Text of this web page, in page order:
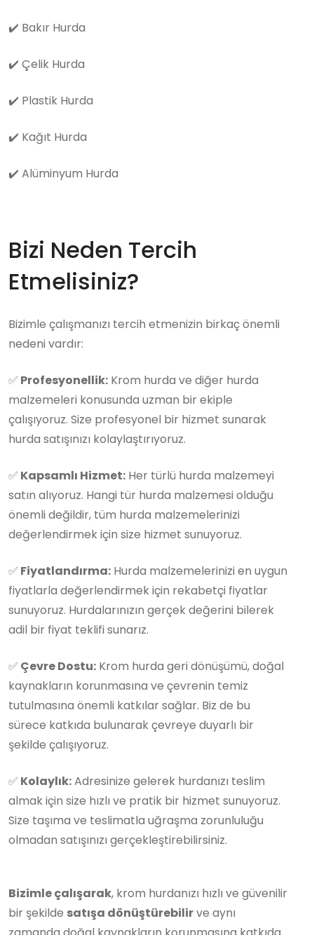
✔️ Bakır Hurda
✔️ Çelik Hurda
✔️ Plastik Hurda
✔️ Kağıt Hurda
✔️ Alüminyum Hurda
Bizi Neden Tercih
Etmelisiniz?
Bizimle çalışmanızı tercih etmenizin birkaç önemli
nedeni vardır:
✅ Profesyonellik: Krom hurda ve diğer hurda
malzemeleri konusunda uzman bir ekiple
çalışıyoruz. Size profesyonel bir hizmet sunarak
hurda satışınızı kolaylaştırıyoruz.
✅ Kapsamlı Hizmet: Her türlü hurda malzemeyi
satın alıyoruz. Hangi tür hurda malzemesi olduğu
önemli değildir, tüm hurda malzemelerinizi
değerlendirmek için size hizmet sunuyoruz.
✅ Fiyatlandırma: Hurda malzemelerinizi en uygun
fiyatlarla değerlendirmek için rekabetçi fiyatlar
sunuyoruz. Hurdalarınızın gerçek değerini bilerek
adil bir fiyat teklifi sunarız.
✅ Çevre Dostu: Krom hurda geri dönüşümü, doğal
kaynakların korunmasına ve çevrenin temiz
tutulmasına önemli katkılar sağlar. Biz de bu
sürece katkıda bulunarak çevreye duyarlı bir
şekilde çalışıyoruz.
✅ Kolaylık:Adresinize gelerek hurdanızı teslim
almak için size hızlı ve pratik bir hizmet sunuyoruz.
Size taşıma ve teslimatla uğraşma zorunluluğu
olmadan satışınızı gerçekleştirebilirsiniz.
Bizimle çalışarak, krom hurdanızı hızlı ve güvenilir
bir şekilde satışa dönüştürebilirve aynı